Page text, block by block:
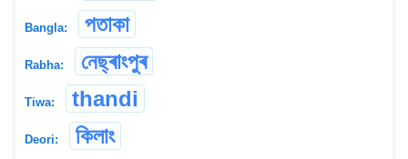
Bangla: পতাকা
Rabha: নেছ্ৰাংপুৰ
Tiwa: thandi
Deori: কিলাং